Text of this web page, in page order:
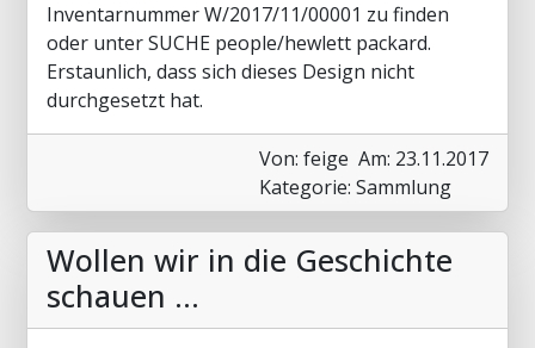
Inventarnummer W/2017/11/00001 zu finden
oder unter SUCHE people/hewlett packard.
Erstaunlich, dass sich dieses Design nicht
durchgesetzt hat.
Von: feige Am: 23.11.2017
Kategorie: Sammlung
Wollen wir in die Geschichte
schauen ...